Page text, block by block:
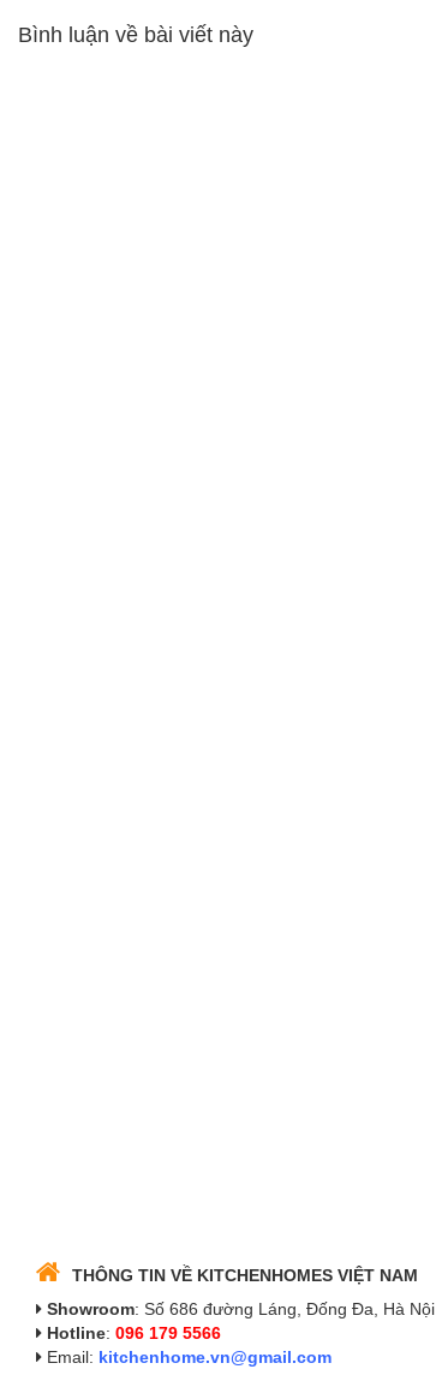
Bình luận về bài viết này
THÔNG TIN VỀ KITCHENHOMES VIỆT NAM
Showroom: Số 686 đường Láng, Đống Đa, Hà Nội
Hotline: 096 179 5566
Email: kitchenhome.vn@gmail.com